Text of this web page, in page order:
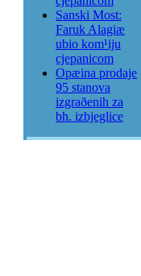
Sanski Most:
Faruk Alagiæ
ubio kom¹iju
cjepanicom
Opæina prodaje
95 stanova
izgraðenih za
bh. izbjeglice